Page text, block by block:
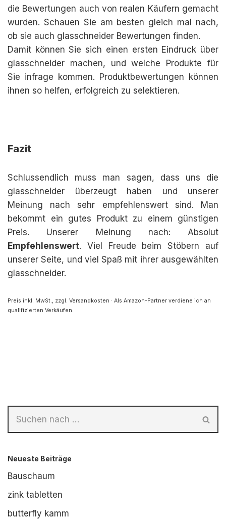
die Bewertungen auch von realen Käufern gemacht
wurden. Schauen Sie am besten gleich mal nach,
ob sie auch glasschneider Bewertungen finden.
Damit können Sie sich einen ersten Eindruck über
glasschneider machen, und welche Produkte für
Sie infrage kommen. Produktbewertungen können
ihnen so helfen, erfolgreich zu selektieren.
Fazit
Schlussendlich muss man sagen, dass uns die
glasschneider überzeugt haben und unserer
Meinung nach sehr empfehlenswert sind. Man
bekommt ein gutes Produkt zu einem günstigen
Preis. Unserer Meinung nach: Absolut
Empfehlenswert. Viel Freude beim Stöbern auf
unserer Seite, und viel Spaß mit ihrer ausgewählten
glasschneider.
Preis inkl. MwSt., zzgl. Versandkosten · Als Amazon-Partner verdiene ich an
qualifizierten Verkäufen.
Neueste Beiträge
Bauschaum
zink tabletten
butterfly kamm